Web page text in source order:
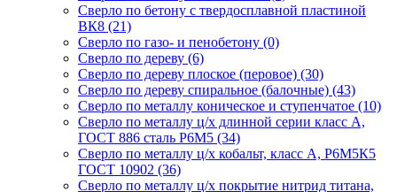
Сверло по бетону с твердосплавной пластиной
ВК8 (21)
Сверло по газо- и пенобетону (0)
Сверло по дереву (6)
Сверло по дереву плоское (перовое) (30)
Сверло по дереву спиральное (балочные) (43)
Сверло по металлу коническое и ступенчатое (10)
Сверло по металлу ц/х длинной серии класс А,
ГОСТ 886 сталь Р6М5 (34)
Сверло по металлу ц/х кобальт, класс А, Р6М5К5
ГОСТ 10902 (36)
Сверло по металлу ц/х покрытие нитрид титана,